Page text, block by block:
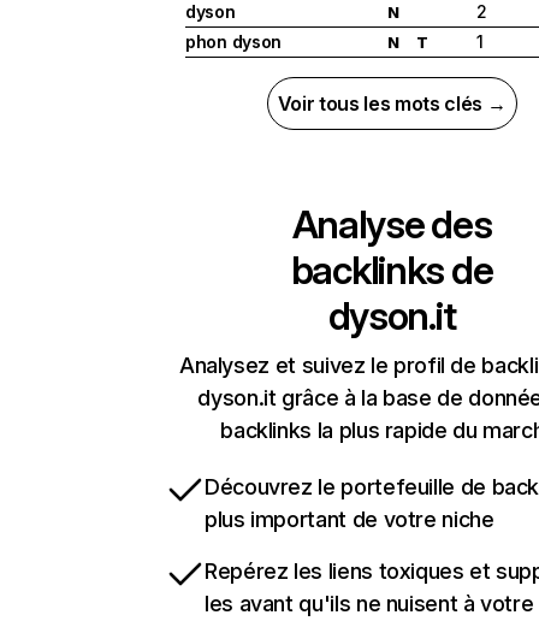
dyson
N
2
phon dyson
N T 1
Voir tous les mots clés →
Analyse des
backlinks de
dyson.it
Analysez et suivez le profil de
dyson.it grâce à la base de
backlinks la plus rapide du
Découvrez le portefeuille de
plus important de votre niche
Repérez les liens toxiques et
les avant qu'ils ne nuisent à